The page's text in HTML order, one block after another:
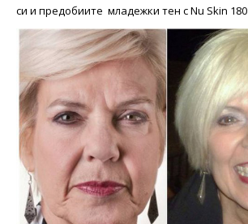
си и предобиите младежки тен с Nu Skin 180